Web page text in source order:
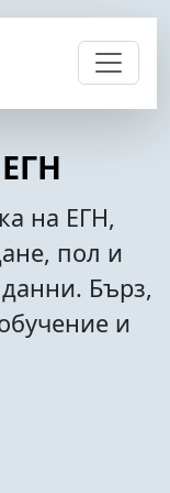
на ЕГН,
пол и
Бърз,
и